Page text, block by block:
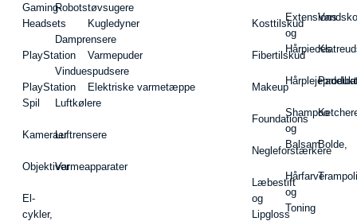
Gaming-
Headsets
PlayStation
PlayStation
Spil
Kameraer
Objektiver
El-
cykler,
Robotstøvsugere
Damprensere
Vinduespudsere
Luftkølere
Luftrensere
Varmeapparater
Kugledyner
Varmepuder
Elektriske varmetæppe
Kosttilskud
Fibertilskud
Makeup
Foundations
Negleforstærkere
Læbestift
og
Lipgloss
Extensions
og
Hårpieces
Shampoo
og
Balsam
Hårfarve
og
Toning
Vandsko
Bolde,